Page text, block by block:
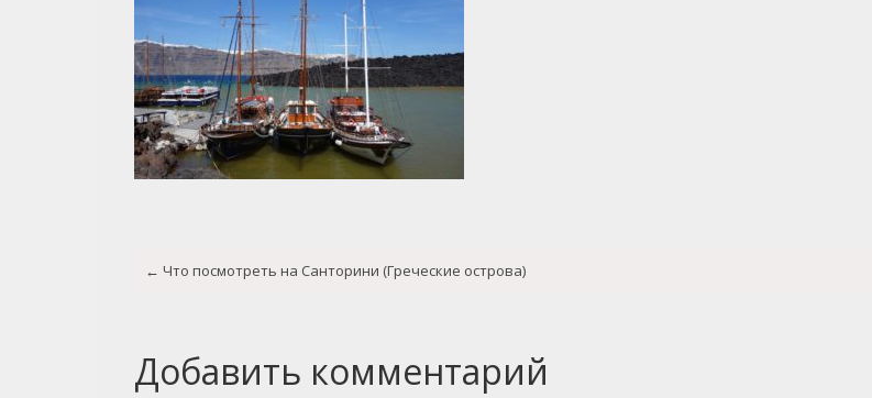
← Что посмотреть на Санторини (Греческие острова)
Добавить комментарий